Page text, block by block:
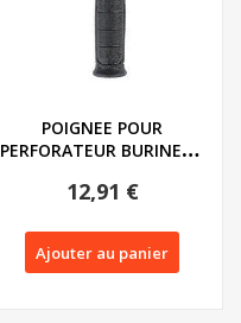
POIGNEE POUR
PERFORATEUR BURINEUR
12,91 €
Ajouter au panier